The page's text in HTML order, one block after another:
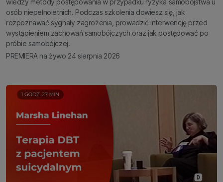
osób niepełnoletnich. Podczas szkolenia dowiesz się, jak
rozpoznawać sygnały zagrożenia, prowadzić interwencję przed
wystąpieniem zachowań samobójczych oraz jak postępować po
próbie samobójczej.
PREMIERA na żywo 24 sierpnia 2026